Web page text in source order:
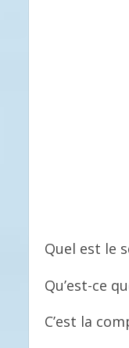
Quel est le
Qu’est-ce
C’est la